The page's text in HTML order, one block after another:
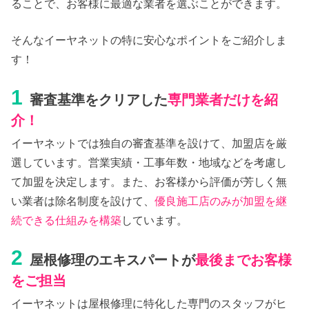
ることで、お客様に最適な業者を選ぶことができます。
そんなイーヤネットの特に安心なポイントをご紹介しま
す！
1 審査基準をクリアした専門業者だけを紹
介！
イーヤネットでは独自の審査基準を設けて、加盟店を厳
選しています。営業実績・工事年数・地域などを考慮し
て加盟を決定します。また、お客様から評価が芳しく無
い業者は除名制度を設けて、優良施工店のみが加盟を継
続できる仕組みを構築しています。
2 屋根修理のエキスパートが最後までお客様
をご担当
イーヤネットは屋根修理に特化した専門のスタッフがヒ